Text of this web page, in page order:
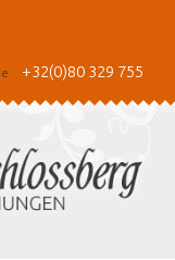
+32(0)80 329 755